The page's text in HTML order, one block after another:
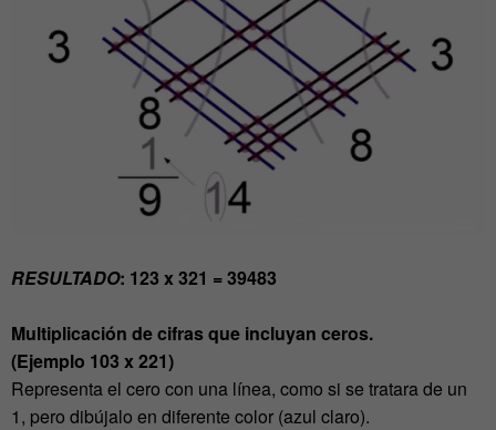
RESULTADO: 123 x 321 = 39483
Multiplicación de cifras que incluyan ceros.
(Ejemplo 103 x 221)
Representa el cero con una línea, como si se tratara de un
1, pero dibújalo en diferente color (azul claro).